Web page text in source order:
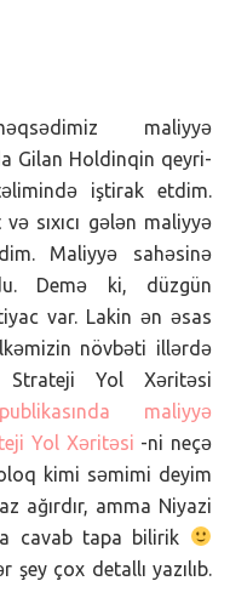
maliyyə
Gilan Holdinqin qeyri-
iştirak etdim.
sıxıcı gələn maliyyə
Maliyyə sahəsinə
Demə ki, düzgün
var. Lakin ən əsas
növbəti illərdə
Strateji Yol Xəritəsi
maliyyə
Yol Xəritəsi -ni neçə
kimi səmimi deyim
ağırdır, amma Niyazi
cavab tapa bilirik
şey çox detallı yazılıb.